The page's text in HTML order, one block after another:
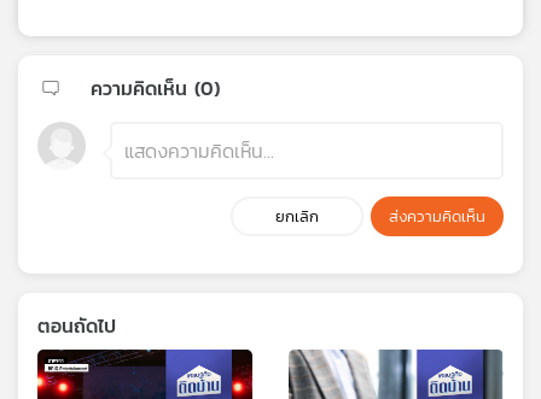
ความคิดเห็น (0)
ยกเลิก ส่งความคิดเห็น
ตอนถัดไป